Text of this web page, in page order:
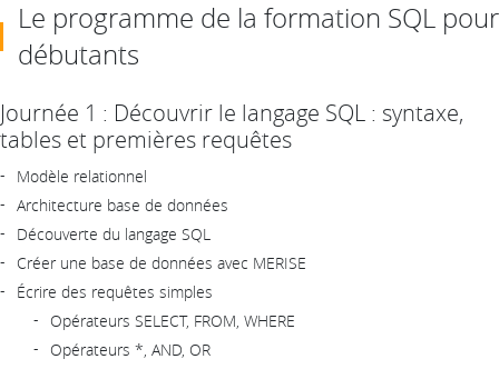
Le programme de la formation SQL pour
débutants
Journée 1 : Découvrir le langage SQL : syntaxe,
tables et premières requêtes
Modèle relationnel
Architecture base de données
Découverte du langage SQL
Créer une base de données avec MERISE
Écrire des requêtes simples
Opérateurs SELECT, FROM, WHERE
Opérateurs *, AND, OR